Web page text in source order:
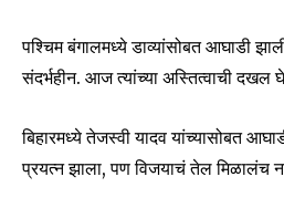
SUBSCRIBERS
conversation.
पश्चिम बंगालमध्ये डाव्यांसोबत आघाडी
संदर्भहीन. आज त्यांच्या अस्तित्वाची दखल
बिहारमध्ये तेजस्वी यादव यांच्यासोबत
प्रयत्न झाला, पण विजयाचं तेल मिळालंच